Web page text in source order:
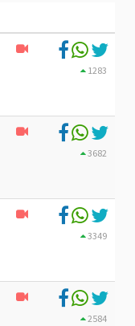
1283
3682
3349
2584